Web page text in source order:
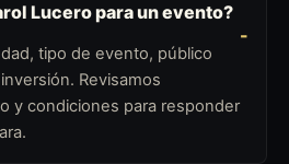
Lucero para un evento?
tipo de evento, público
Revisamos
y condiciones para responder